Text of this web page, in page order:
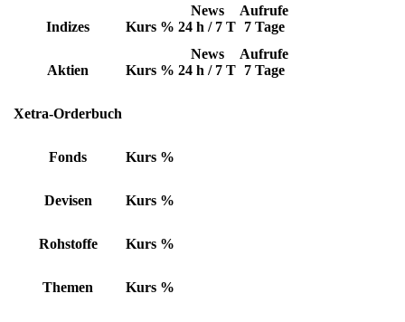
Indizes Kurs %
News
24 h / 7 T
Aufrufe
7 Tage
Aktien Kurs %
News
24 h / 7 T
Aufrufe
7 Tage
Xetra-Orderbuch
Fonds Kurs %
Devisen Kurs %
Rohstoffe Kurs %
Themen Kurs %